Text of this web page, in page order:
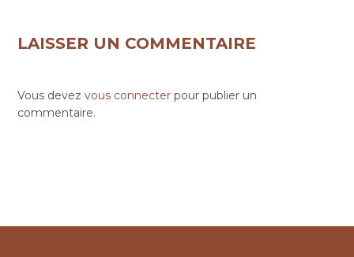
LAISSER UN COMMENTAIRE
Vous devez vous connecter pour publier un
commentaire.